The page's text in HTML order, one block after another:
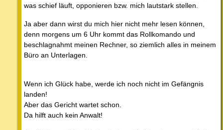
was schief läuft, opponieren bzw. mich lautstark stellen.
Ja aber dann wirst du mich hier nicht mehr lesen können,
denn morgens um 6 Uhr kommt das Rollkomando und
beschlagnahmt meinen Rechner, so ziemlich alles in meinem
Büro an Unterlagen.
Wenn ich Glück habe, werde ich noch nicht im Gefängnis
landen!
Aber das Gericht wartet schon.
Da hilft auch kein Anwalt!